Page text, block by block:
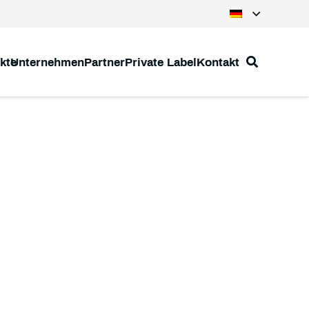
UnternehmenPartnerPrivate LabelKontakt